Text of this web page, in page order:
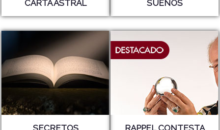
CARTA ASTRAL SUEÑOS